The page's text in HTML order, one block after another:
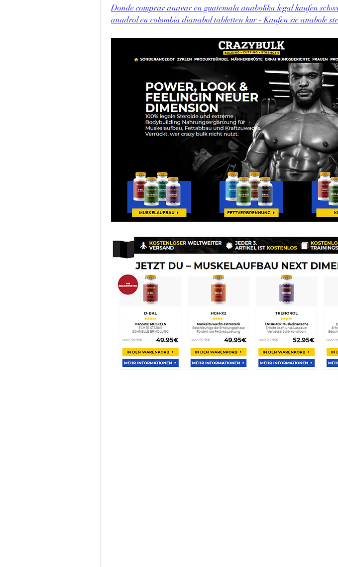
Donde comprar anavar en guatemala anabolika legal kaufen
anadrol en colombia dianabol tabletten kur - Kaufen sie anabole